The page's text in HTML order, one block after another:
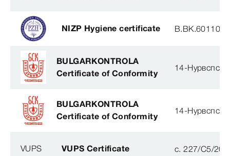
NIZP Hygiene certificate
BULGARKONTROLA
Certificate of Conformity
14-
BULGARKONTROLA
Certificate of Conformity
14-
VUPS VUPS Certificate c. 227/C5/